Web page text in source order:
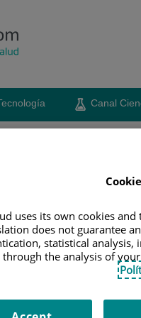
Canal
de
Hospital
Además,
uses its own cookies
does not guarantee
statistical analysis,
the analysis of